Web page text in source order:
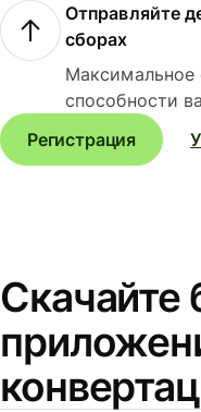
Отправляйте
сборах
Максимальное
способности
Регистрация
Скачайте